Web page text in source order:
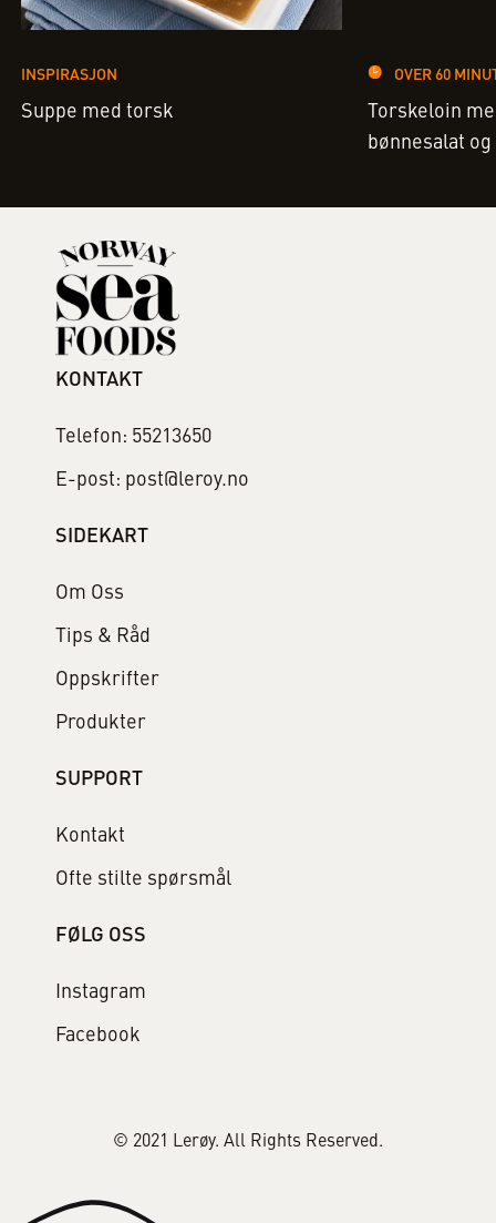
INSPIRASJON
Suppe med torsk
OVER 60
Torskeloin
bønnesalat og
KONTAKT
Telefon: 55213650
E-post: post@leroy.no
SIDEKART
Om Oss
Tips & Råd
Oppskrifter
Produkter
SUPPORT
Kontakt
Ofte stilte spørsmål
FØLG OSS
Instagram
Facebook
© 2021 Lerøy. All Rights Reserved.